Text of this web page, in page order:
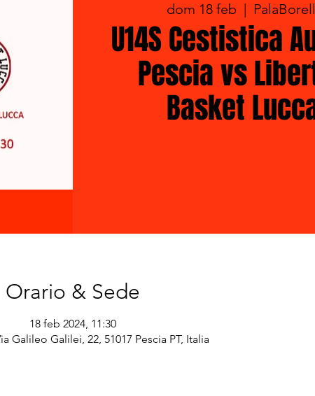
dom 18 feb
  |
U14S Cestistica
Pescia vs
Basket
Orario & Sede
18 feb 2024, 11:30
Galileo Galilei, 22, 51017 Pescia PT, Italia